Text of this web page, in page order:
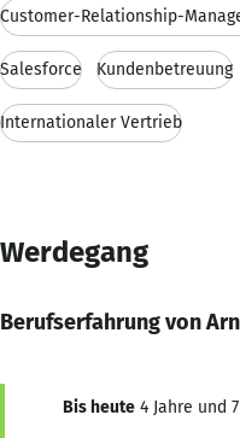
Customer-Relationship-
Salesforce Kundenbetreuung
Internationaler Vertrieb
Werdegang
Berufserfahrung von
Bis heute 4 Jahre und